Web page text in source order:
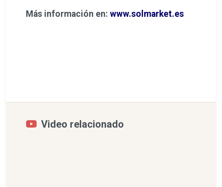
Más información en: www.solmarket.es
Video relacionado